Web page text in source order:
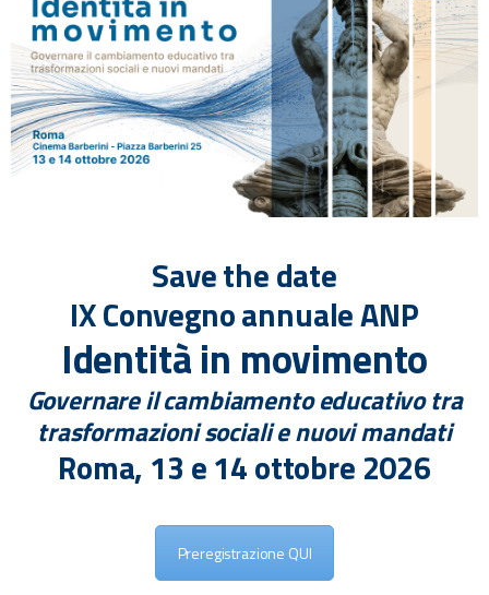
Save the date
IX Convegno annuale ANP
Identità in movimento
Governare il cambiamento educativo tra
trasformazioni sociali e nuovi mandati
Roma, 13 e 14 ottobre 2026
Preregistrazione QUI